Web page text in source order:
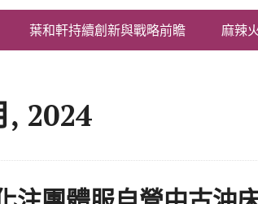
葉和軒持續創新與戰略前瞻 麻辣
2024